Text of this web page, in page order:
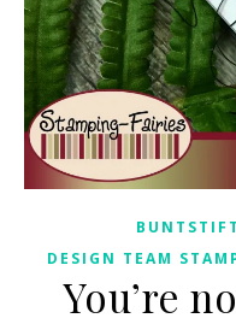
DESIGN TEAM
You’re